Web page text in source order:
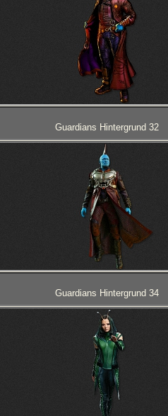
Guardians Hintergrund 32
Guardians Hintergrund 34